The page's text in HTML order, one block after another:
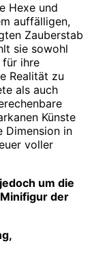
Hexe und
auffälligen,
Zauberstab
sie sowohl
für ihre
Realität zu
als auch
Künste
Dimension in
voller
um die
der